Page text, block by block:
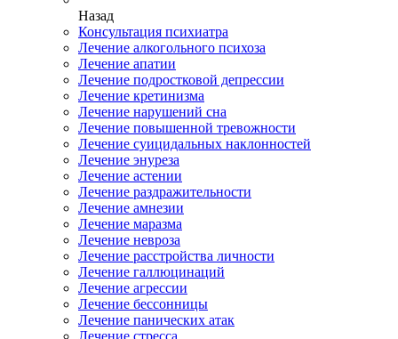
Назад
Консультация психиатра
Лечение алкогольного психоза
Лечение апатии
Лечение подростковой депрессии
Лечение кретинизма
Лечение нарушений сна
Лечение повышенной тревожности
Лечение суицидальных наклонностей
Лечение энуреза
Лечение астении
Лечение раздражительности
Лечение амнезии
Лечение маразма
Лечение невроза
Лечение расстройства личности
Лечение галлюцинаций
Лечение агрессии
Лечение бессонницы
Лечение панических атак
Лечение стресса